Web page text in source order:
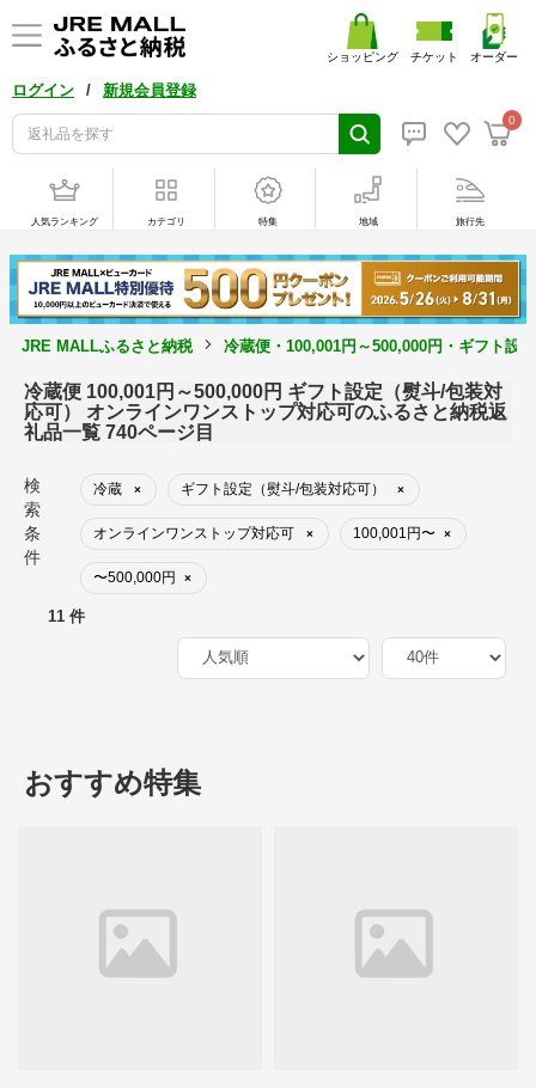
ログイン / 新規会員登録
0
ショッピング チケット オーダー
人気ランキング カテゴリ 特集 地域 旅行先
JRE MALLふるさと納税 冷蔵便・100,001円～500,000円・ギフト設
冷蔵便 100,001円～500,000円 ギフト設定（熨斗/包装対
応可） オンラインワンストップ対応可のふるさと納税返
礼品一覧 740ページ目
検
索
条
件
冷蔵 × ギフト設定（熨斗/包装対応可） ×
オンラインワンストップ対応可 × 100,001円〜 ×
〜500,000円 ×
11 件
おすすめ特集